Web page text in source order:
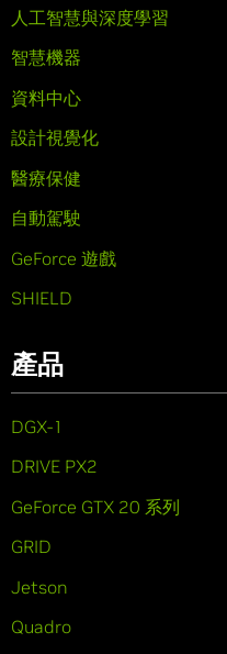
人工智慧與深度學習
智慧機器
資料中心
設計視覺化
醫療保健
自動駕駛
GeForce 遊戲
SHIELD
產品
DGX-1
DRIVE PX2
GeForce GTX 20 系列
GRID
Jetson
Quadro